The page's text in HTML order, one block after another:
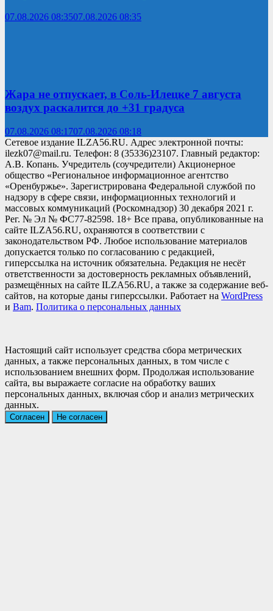
07.08.2026 08:3507.08.2026 08:35
Жара не отпускает, в Соль-Илецке 7 августа
воздух раскалится до +31 градуса
07.08.2026 08:1707.08.2026 08:18
Сетевое издание ILZA56.RU. Адрес электронной почты:
ilezk07@mail.ru. Телефон: 8 (35336)23107. Главный редактор:
А.В. Копань. Учредитель (соучредители) Акционерное
общество «Региональное информационное агентство
«Оренбуржье». Зарегистрирована Федеральной службой по
надзору в сфере связи, информационных технологий и
массовых коммуникаций (Роскомнадзор) 30 декабря 2021 г.
Рег. № Эл № ФС77-82598. 18+ Все права, опубликованные на
сайте ILZA56.RU, охраняются в соответствии с
законодательством РФ. Любое использование материалов
допускается только по согласованию с редакцией,
гиперссылка на источник обязательна. Редакция не несёт
ответственности за достоверность рекламных объявлений,
размещённых на сайте ILZA56.RU, а также за содержание веб-
сайтов, на которые даны гиперссылки. Работает на WordPress
и Bam. Политика о персональных данных
Настоящий сайт использует средства сбора метрических
данных, а также персональных данных, в том числе с
использованием внешних форм. Продолжая использование
сайта, вы выражаете согласие на обработку ваших
персональных данных, включая сбор и анализ метрических
данных.
Согласен Не согласен